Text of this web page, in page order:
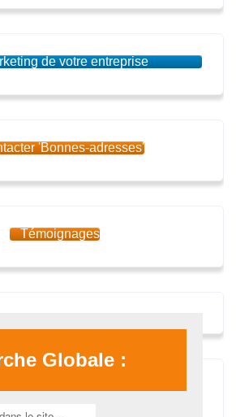
de votre entreprise
'Bonnes-adresses'
Témoignages
Globale :